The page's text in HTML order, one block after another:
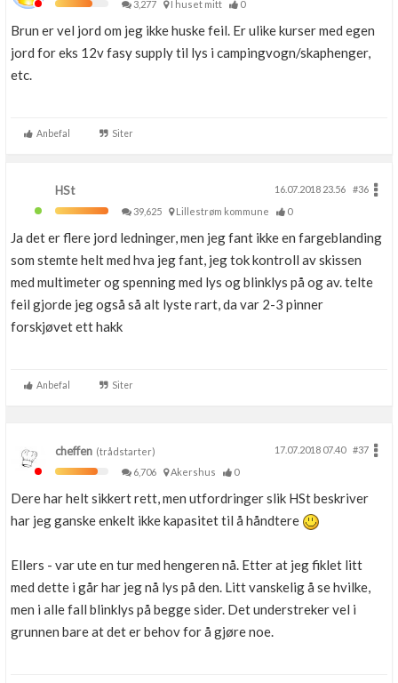
3,277 I huset mitt 0
Brun er vel jord om jeg ikke huske feil. Er ulike kurser med egen
jord for eks 12v fasy supply til lys i campingvogn/skaphenger,
etc.
Anbefal Siter
HSt 16.07.2018 23.56
#36
39,625
Lillestrøm kommune 0
Ja det er flere jord ledninger, men jeg fant ikke en fargeblanding
som stemte helt med hva jeg fant, jeg tok kontroll av skissen
med multimeter og spenning med lys og blinklys på og av. telte
feil gjorde jeg også så alt lyste rart, da var 2-3 pinner
forskjøvet ett hakk
Anbefal Siter
cheffen (trådstarter) 17.07.2018 07.40
#37
6,706
Akershus 0
Dere har helt sikkert rett, men utfordringer slik HSt beskriver
har jeg ganske enkelt ikke kapasitet til å håndtere
Ellers - var ute en tur med hengeren nå. Etter at jeg fiklet litt
med dette i går har jeg nå lys på den. Litt vanskelig å se hvilke,
men i alle fall blinklys på begge sider. Det understreker vel i
grunnen bare at det er behov for å gjøre noe.